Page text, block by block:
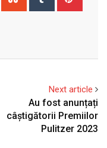
Next article
Au fost anunțați
câștigătorii Premiilor
Pulitzer 2023